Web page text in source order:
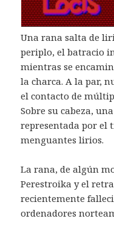
Una rana salta de
periplo, el batracio
mientras se
la charca. A la par,
el contacto de
Sobre su cabeza,
representada por el
menguantes lirios.
La rana, de algún
Perestroika y el
recientemente
ordenadores